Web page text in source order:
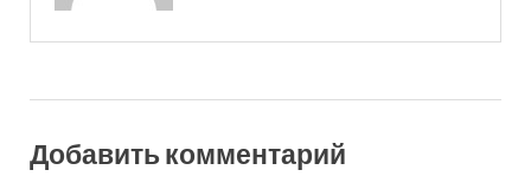
Добавить комментарий